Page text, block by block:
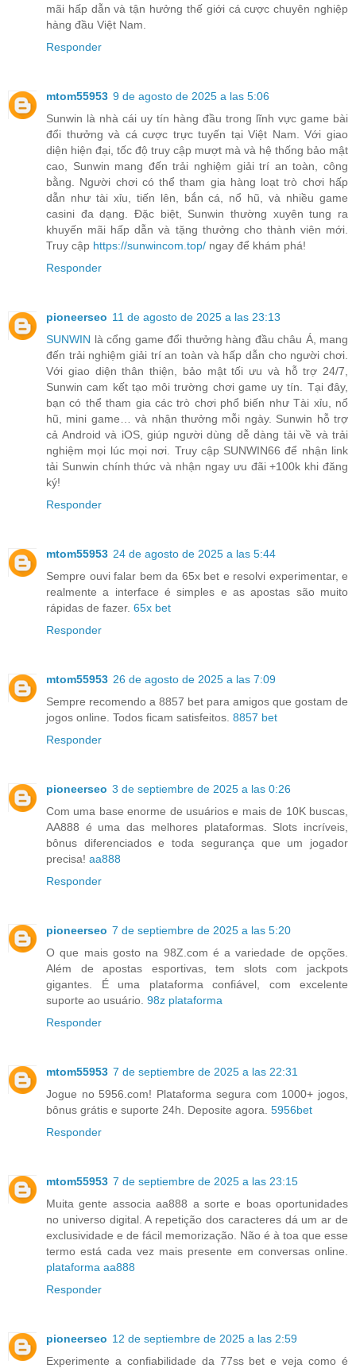
mãi hấp dẫn và tận hưởng thế giới cá cược chuyên nghiệp
hàng đầu Việt Nam.
Responder
mtom55953 9 de agosto de 2025 a las 5:06
Sunwin là nhà cái uy tín hàng đầu trong lĩnh vực game bài
đổi thưởng và cá cược trực tuyến tại Việt Nam. Với giao
diện hiện đại, tốc độ truy cập mượt mà và hệ thống bảo mật
cao, Sunwin mang đến trải nghiệm giải trí an toàn, công
bằng. Người chơi có thể tham gia hàng loạt trò chơi hấp
dẫn như tài xỉu, tiến lên, bắn cá, nổ hũ, và nhiều game
casini đa dạng. Đặc biệt, Sunwin thường xuyên tung ra
khuyến mãi hấp dẫn và tặng thưởng cho thành viên mới.
Truy cập https://sunwincom.top/ ngay để khám phá!
Responder
pioneerseo 11 de agosto de 2025 a las 23:13
SUNWIN là cổng game đổi thưởng hàng đầu châu Á, mang
đến trải nghiệm giải trí an toàn và hấp dẫn cho người chơi.
Với giao diện thân thiện, bảo mật tối ưu và hỗ trợ 24/7,
Sunwin cam kết tạo môi trường chơi game uy tín. Tại đây,
bạn có thể tham gia các trò chơi phổ biến như Tài xỉu, nổ
hũ, mini game… và nhận thưởng mỗi ngày. Sunwin hỗ trợ
cả Android và iOS, giúp người dùng dễ dàng tải về và trải
nghiệm mọi lúc mọi nơi. Truy cập SUNWIN66 để nhận link
tải Sunwin chính thức và nhận ngay ưu đãi +100k khi đăng
ký!
Responder
mtom55953 24 de agosto de 2025 a las 5:44
Sempre ouvi falar bem da 65x bet e resolvi experimentar, e
realmente a interface é simples e as apostas são muito
rápidas de fazer. 65x bet
Responder
mtom55953 26 de agosto de 2025 a las 7:09
Sempre recomendo a 8857 bet para amigos que gostam de
jogos online. Todos ficam satisfeitos. 8857 bet
Responder
pioneerseo 3 de septiembre de 2025 a las 0:26
Com uma base enorme de usuários e mais de 10K buscas,
AA888 é uma das melhores plataformas. Slots incríveis,
bônus diferenciados e toda segurança que um jogador
precisa! aa888
Responder
pioneerseo 7 de septiembre de 2025 a las 5:20
O que mais gosto na 98Z.com é a variedade de opções.
Além de apostas esportivas, tem slots com jackpots
gigantes. É uma plataforma confiável, com excelente
suporte ao usuário. 98z plataforma
Responder
mtom55953 7 de septiembre de 2025 a las 22:31
Jogue no 5956.com! Plataforma segura com 1000+ jogos,
bônus grátis e suporte 24h. Deposite agora. 5956bet
Responder
mtom55953 7 de septiembre de 2025 a las 23:15
Muita gente associa aa888 a sorte e boas oportunidades
no universo digital. A repetição dos caracteres dá um ar de
exclusividade e de fácil memorização. Não é à toa que esse
termo está cada vez mais presente em conversas online.
plataforma aa888
Responder
pioneerseo 12 de septiembre de 2025 a las 2:59
Experimente a confiabilidade da 77ss bet e veja como é